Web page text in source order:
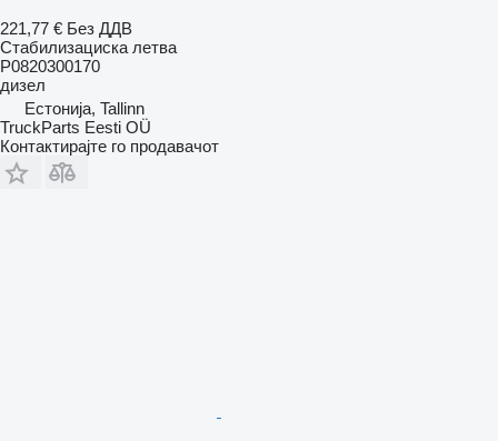
221,77 € Без ДДВ
Стабилизациска летва
P0820300170
дизел
Естонија, Tallinn
TruckParts Eesti OÜ
Контактирајте го продавачот